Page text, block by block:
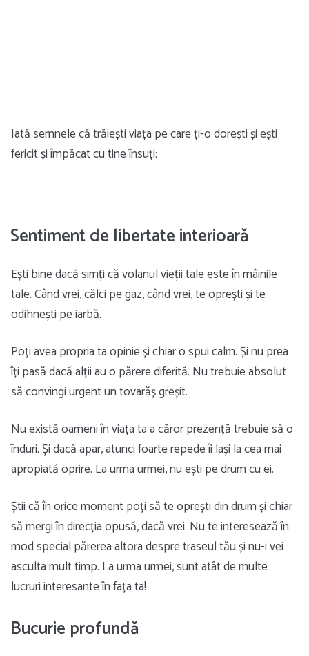
Iată semnele că trăiești viața pe care ți-o dorești și ești
fericit și împăcat cu tine însuți:
Sentiment de libertate interioară
Ești bine dacă simți că volanul vieții tale este în mâinile
tale. Când vrei, călci pe gaz, când vrei, te oprești și te
odihnești pe iarbă.
Poți avea propria ta opinie și chiar o spui calm. Și nu prea
îți pasă dacă alții au o părere diferită. Nu trebuie absolut
să convingi urgent un tovarăș greșit.
Nu există oameni în viața ta a căror prezență trebuie să o
înduri. Și dacă apar, atunci foarte repede îi lași la cea mai
apropiată oprire. La urma urmei, nu ești pe drum cu ei.
Știi că în orice moment poți să te oprești din drum și chiar
să mergi în direcția opusă, dacă vrei. Nu te interesează în
mod special părerea altora despre traseul tău și nu-i vei
asculta mult timp. La urma urmei, sunt atât de multe
lucruri interesante în fața ta!
Bucurie profundă